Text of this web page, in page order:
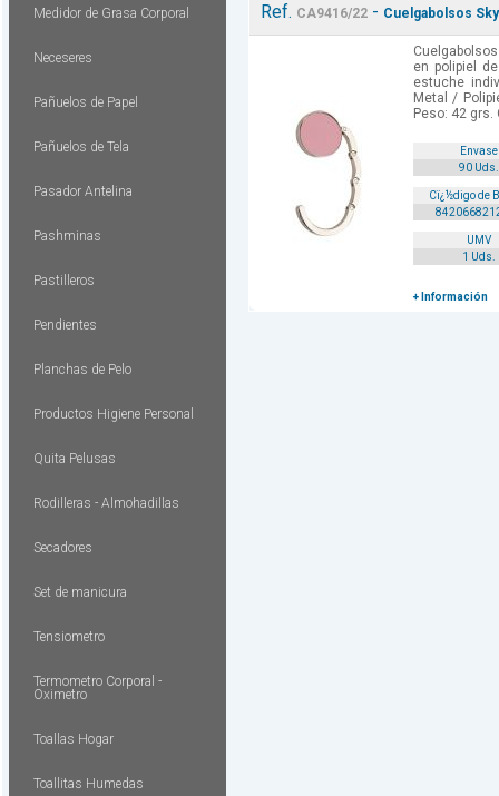
Medidor de Grasa Corporal
Neceseres
Pañuelos de Papel
Pañuelos de Tela
Pasador Antelina
Pashminas
Pastilleros
Pendientes
Planchas de Pelo
Productos Higiene Personal
Quita Pelusas
Rodilleras - Almohadillas
Secadores
Set de manicura
Tensiometro
Termometro Corporal -
Oximetro
Toallas Hogar
Toallitas Humedas
Ref. CA9416/22- Cuelgabolsos
en polipiel
estuche
Metal /
Peso: 42 grs.
Envase
90 Uds.
Cï¿½digo de
UMV
1 Uds.
+ Información